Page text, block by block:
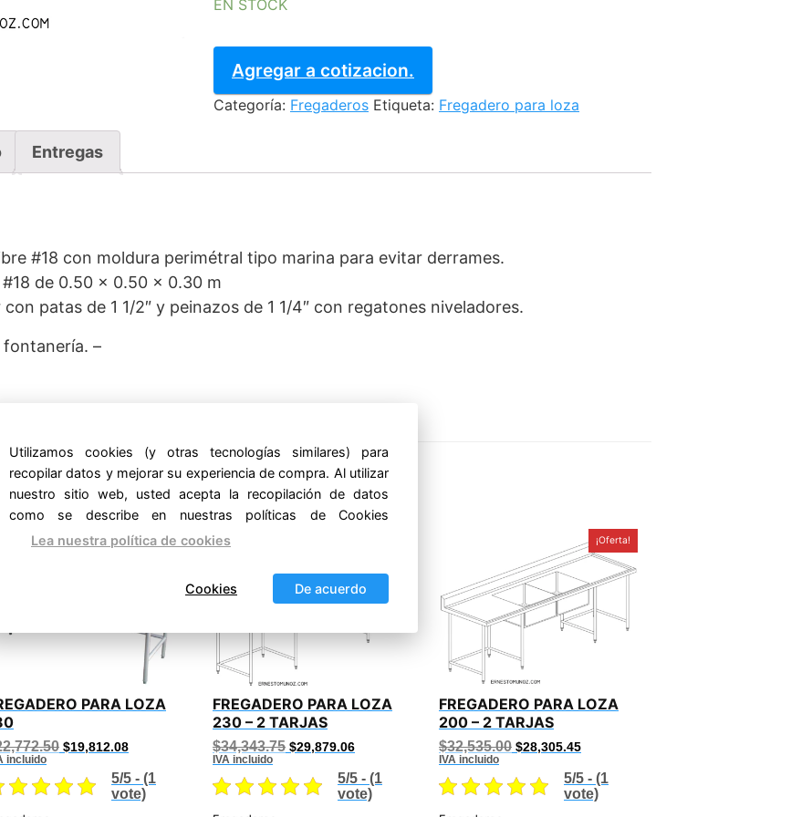
EN STOCK
PARA
LOZA
150
TARJAS
Agregar a cotizacion.
Categoría: Fregaderos Etiqueta: Fregadero para loza
Entregas
#18 con moldura perimétral tipo marina para evitar derrames.
de 0.50 x 0.50 x 0.30 m
patas de 1 1/2″ y peinazos de 1 1/4″ con regatones niveladores.
fontanería. –
¡Oferta!
PARA LOZA
Original
price
$22,772.50.
$19,812.08
price
is:
$19,812.08.
incluido
5/5 - (1
vote)
FREGADERO PARA LOZA
230 – 2 TARJAS
$34,343.75 Original
price
$34,343.75.
$29,879.06
price
is:
$29,879.06.
IVA incluido
5/5 - (1
vote)
¡Oferta!
FREGADERO PARA LOZA
200 – 2 TARJAS
$32,535.00 Original
price
$32,535.00.
$28,305.45Current
price
is:
$28,305.45.
IVA incluido
5/5 - (1
vote)
Utilizamos cookies (y otras tecnologías similares) para
recopilar datos y mejorar su experiencia de compra. Al utilizar
nuestro sitio web, usted acepta la recopilación de datos
como se describe en nuestras políticas de Cookies
Lea nuestra política de cookies
De acuerdo
Cookies